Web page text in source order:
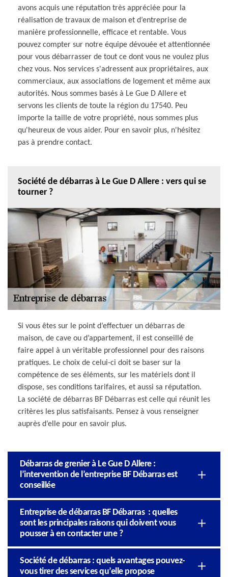
avons acquis une réputation très appréciée pour la
réalisation de travaux de maison et d’entreprise de
manière professionnelle, efficace et rentable. Vous
pouvez compter sur notre équipe dévouée et attentionnée
pour vous débarrasser de tout ce dont vous ne voulez plus
chez vous. Nos services s'adressent aux propriétaires, aux
commerciaux, aux associations de logement et même aux
autorités. Nous sommes basés à Le Gue D Allere et
servons les clients de toute la région du 17540. Peu
importe la taille de votre propriété, nous sommes plus
qu'heureux de vous aider. Pour en savoir plus, n'hésitez
pas à prendre contact.
Société de débarras à Le Gue D Allere : vers qui se
tourner ?
Si vous êtes sur le point d’effectuer un débarras de
maison, de cave ou d’appartement, il est conseillé de
faire appel à un véritable professionnel pour des raisons
pratiques. Le choix de celui-ci doit se baser sur la
compétence de ses éléments, sur les matériels dont il
dispose, ses conditions tarifaires, et aussi sa réputation.
La société de débarras BF Débarras est celle qui réunit les
critères les plus satisfaisants. Pensez à vous renseigner
auprès d’elle pour en savoir plus.
Débarras de grenier à Le Gue D Allere :
l’intervention de l’entreprise BF Débarras est
conseillée
Entreprise de débarras BF Débarras : quelles
sont les principales raisons qui doivent vous
pousser à en contacter une ?
Société de débarras : quels avantages pouvez-
vous tirer des services qu’elle propose